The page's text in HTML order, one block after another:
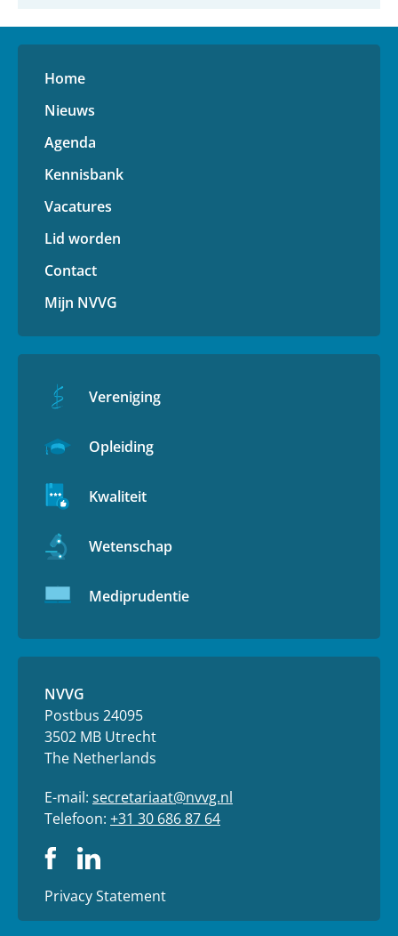
Home
Nieuws
Agenda
Kennisbank
Vacatures
Lid worden
Contact
Mijn NVVG
Vereniging
Opleiding
Kwaliteit
Wetenschap
Mediprudentie
NVVG
Postbus 24095
3502 MB Utrecht
The Netherlands
E-mail: secretariaat@nvvg.nl
Telefoon: +31 30 686 87 64
Privacy Statement